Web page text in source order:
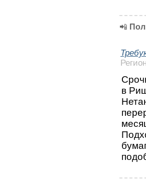
📲
в